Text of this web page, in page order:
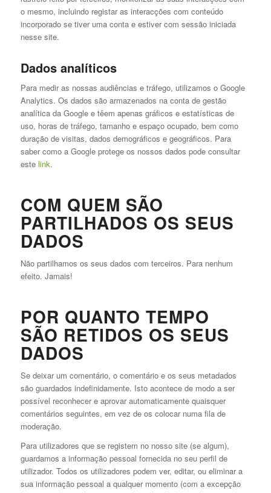
o mesmo, incluindo registar as interacções com conteúdo
incorporado se tiver uma conta e estiver com sessão iniciada
nesse site.
Dados analíticos
Para medir as nossas audiências e tráfego, utilizamos o Google
Analytics. Os dados são armazenados na conta de gestão
analítica da Google e têem apenas gráficos e estatísticas de
uso, horas de tráfego, tamanho e espaço ocupado, bem como
duração de visitas, dados demográficos e geográficos. Para
saber como a Google protege os nossos dados pode consultar
este link.
COM QUEM SÃO
PARTILHADOS OS SEUS
DADOS
Não partilhamos os seus dados com terceiros. Para nenhum
efeito. Jamais!
POR QUANTO TEMPO
SÃO RETIDOS OS SEUS
DADOS
Se deixar um comentário, o comentário e os seus metadados
são guardados indefinidamente. Isto acontece de modo a ser
possível reconhecer e aprovar automaticamente quaisquer
comentários seguintes, em vez de os colocar numa fila de
moderação.
Para utilizadores que se registem no nosso site (se algum),
guardamos a informação pessoal fornecida no seu perfil de
utilizador. Todos os utilizadores podem ver, editar, ou eliminar a
sua informação pessoal a qualquer momento (com a excepção